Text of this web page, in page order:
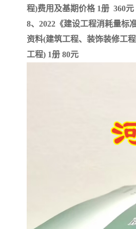
程)费用及基期价格 1册 360元
8、2022《建设工程消耗量标
资料(建筑工程、装饰装修工
工程) 1册 80元